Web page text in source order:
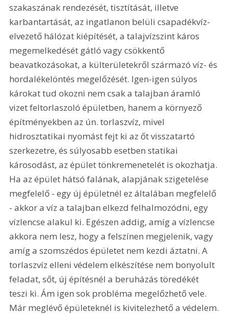
szakaszának rendezését, tisztítását, illetve
karbantartását, az ingatlanon belüli csapadékvíz-
elvezető hálózat kiépítését, a talajvízszint káros
megemelkedését gátló vagy csökkentő
beavatkozásokat, a külterületekről származó víz- és
hordalékelöntés megelőzését. Igen-igen súlyos
károkat tud okozni nem csak a talajban áramló
vizet feltorlaszoló épületben, hanem a környező
építményekben az ún. torlaszvíz, mivel
hidrosztatikai nyomást fejt ki az őt visszatartó
szerkezetre, és súlyosabb esetben statikai
károsodást, az épület tönkremenetelét is okozhatja.
Ha az épület hátsó falának, alapjának szigetelése
megfelelő - egy új épületnél ez általában megfelelő
- akkor a víz a talajban elkezd felhalmozódni, egy
vízlencse alakul ki. Egészen addig, amíg a vízlencse
akkora nem lesz, hogy a felszínen megjelenik, vagy
amíg a szomszédos épületet nem kezdi áztatni. A
torlaszvíz elleni védelem elkészítése nem bonyolult
feladat, sőt, új építésnél a beruházás töredékét
teszi ki. Ám igen sok probléma megelőzhető vele.
Már meglévő épületeknél is kivitelezhető a védelem.